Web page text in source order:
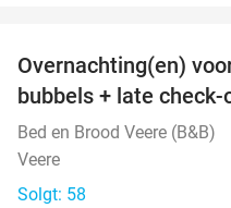
Overnachting(en)
bubbels + late check-
Bed en Brood Veere (B&B)
Veere
Solgt: 58